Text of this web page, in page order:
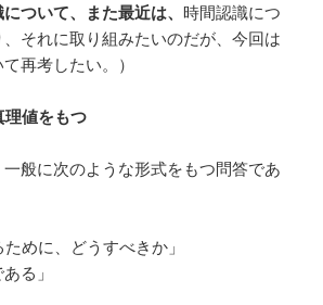
について、また最近は、時間認識につ
それに取り組みたいのだが、今回は
再考したい。）
理値をもつ
般に次のような形式をもつ問答であ
ために、どうすべきか」
る」